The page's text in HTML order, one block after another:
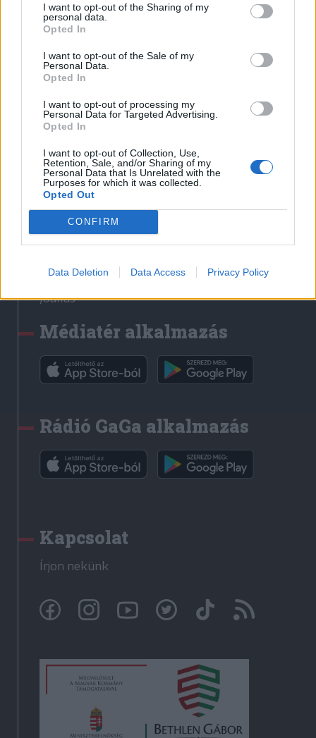
I want to opt-out of the Sharing of my
personal data.
Opted In
I want to opt-out of the Sale of my
Personal Data.
Opted In
I want to opt-out of processing my
Personal Data for Targeted Advertising.
Opted In
I want to opt-out of Collection, Use,
Retention, Sale, and/or Sharing of my
Personal Data that Is Unrelated with the
Purposes for which it was collected.
Opted Out
CONFIRM
Data Deletion Data Access Privacy Policy
Sütibeállítások
Médiatér
Liget
Krónika
Bihari Napló
Erdélyi Napló
Főtér
Rádió GaGa
Jóállás
Médiatér alkalmazás
Rádió GaGa alkalmazás
Kapcsolat
Írjon nekünk